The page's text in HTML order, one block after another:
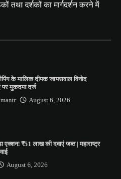
तथा दर्शकों का मार्गदर्शन करने में
के मालिक दीपक जायसवाल विनोद
पर मुकदमा दर्ज
August 6, 2026
एक्शन! ₹51 लाख की दवाएं जब्त | महाराष्ट्र
August 6, 2026